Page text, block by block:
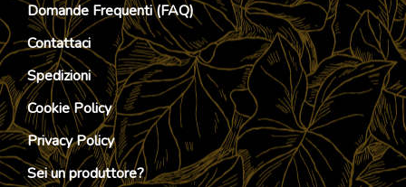
Domande Frequenti (FAQ)
Contattaci
Spedizioni
Cookie Policy
Privacy Policy
Sei un produttore?